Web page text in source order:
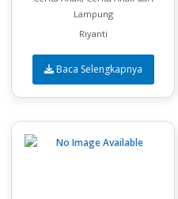
Lampung
Riyanti
Baca Selengkapnya